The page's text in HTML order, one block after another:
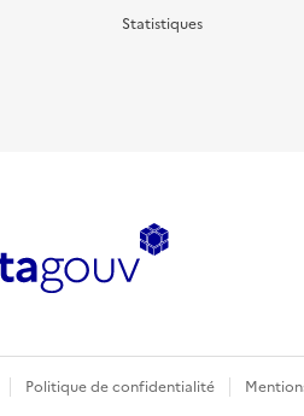
Statistiques
Politique de confidentialité